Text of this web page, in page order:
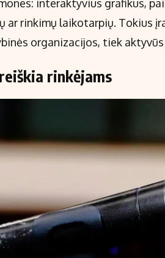
interaktyvius grafikus,
ar rinkimų laikotarpių. Tokius
organizacijos, tiek
rinkėjams